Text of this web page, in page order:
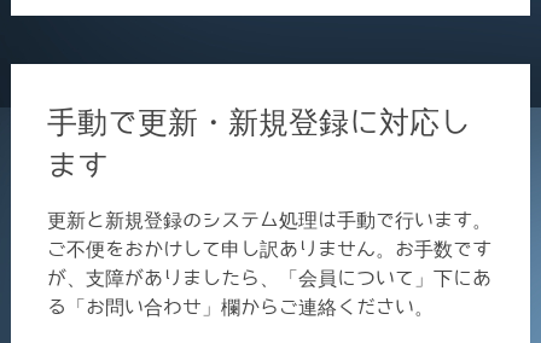
手動で更新・新規登録に対応し
ます
更新と新規登録のシステム処理は手動で行います。
ご不便をおかけして申し訳ありません。お手数です
が、支障がありましたら、「会員について」下にあ
る「お問い合わせ」欄からご連絡ください。